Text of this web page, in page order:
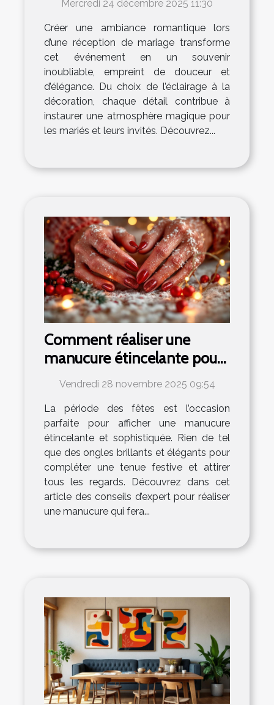
Mercredi 24 décembre 2025 11:30
Créer une ambiance romantique lors
d’une réception de mariage transforme
cet événement en un souvenir
inoubliable, empreint de douceur et
d’élégance. Du choix de l’éclairage à la
décoration, chaque détail contribue à
instaurer une atmosphère magique pour
les mariés et leurs invités. Découvrez...
Comment réaliser une
manucure étincelante pour
les fêtes ?
Vendredi 28 novembre 2025 09:54
La période des fêtes est l’occasion
parfaite pour afficher une manucure
étincelante et sophistiquée. Rien de tel
que des ongles brillants et élégants pour
compléter une tenue festive et attirer
tous les regards. Découvrez dans cet
article des conseils d’expert pour réaliser
une manucure qui fera...